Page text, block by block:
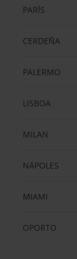
PARÍS
CERDEÑA
PALERMO
LISBOA
MILAN
NÁPOLES
MIAMI
OPORTO